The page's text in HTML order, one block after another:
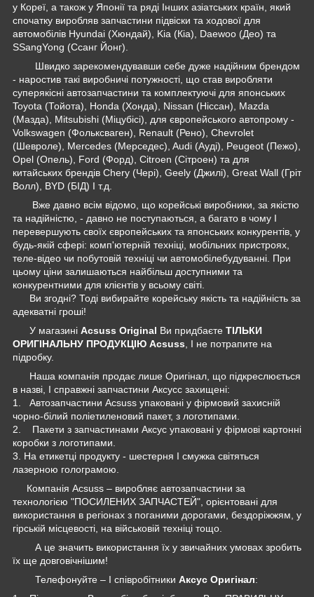
у Кореї, а також у Японії та ряді Інших азіатських країн, який
спочатку виробляв запчастини підвіски та ходової для
автомобілів Hyundai (Хюндай), Kia (Кіа), Daewoo (Део) та
SSangYong (Ссанг Йонг).
Швидко зарекомендувавши себе дуже надійним брендом
- наростив такі виробничі потужності, що став виробляти
суперякісні автозапчастини та комплектуючі для японських
Toyota (Тойота), Honda (Хонда), Nissan (Ніссан), Mazda
(Мазда), Mitsubishi (Міцубісі), для європейського автопрому -
Volkswagen (Фольксваген), Renault (Рено), Chevrolet
(Шевроле), Mercedes (Мерседес), Audi (Ауді), Peugeot (Пежо),
Opel (Опель), Ford (Форд), Citroen (Сітроен) та для
китайських брендів Chery (Чері), Geely (Джилі), Great Wall (Гріт
Волл), BYD (БІД) І т.д.
Вже давно всім відомо, що корейські виробники, за якістю
та надійністю, - давно не поступаються, а багато в чому І
перевершують своїх європейських та японських конкурентів, у
будь-якій сфері: комп'ютерній техніці, мобільних пристроях,
теле-відео чи побутовій техніці чи автомобілебудуванні. При
цьому ціни залишаються найбільш доступними та
конкурентними для клієнтів у всьому світі.
Ви згодні? Тоді вибирайте корейську якість та надійність за
адекватні гроші!
У магазині Acsuss Original Ви придбаєте ТІЛЬКИ
ОРИГІНАЛЬНУ ПРОДУКЦІЮ Acsuss , І не потрапите на
підробку.
Наша компанія продає лише Оригінал, що підкреслюється
в назві, І справжні запчастини Аксусс захищені:
1. Автозапчастини Acsuss упаковані у фірмовий захисній
чорно-білий поліетиленовий пакет, з логотипами.
2. Пакети з запчастинами Аксус упаковані у фірмові картонні
коробки з логотипами.
3. На етикетці продукту - шестерня І смужка світяться
лазерною голограмою.
Компанія Acsuss – виробляє автозапчастини за
технологією "ПОСИЛЕНИХ ЗАПЧАСТЕЙ", орієнтовані для
використання в регіонах з поганими дорогами, бездоріжжям, у
гірській місцевості, на військовій техніці тощо.
А це значить використання їх у звичайних умовах зробить
їх ще довговічнішим!
Телефонуйте – І співробітники Аксус Оригінал: